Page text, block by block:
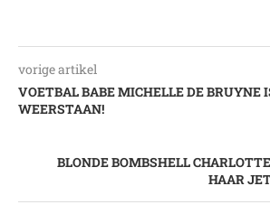
vorige artikel
VOETBAL BABE MICHELLE DE BRUYNE
WEERSTAAN!
BLONDE BOMBSHELL
HAAR